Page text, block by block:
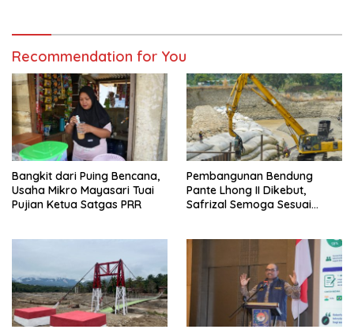
Recommendation for You
Bangkit dari Puing Bencana,
Usaha Mikro Mayasari Tuai
Pujian Ketua Satgas PRR
Pembangunan Bendung
Pante Lhong II Dikebut,
Safrizal Semoga Sesuai